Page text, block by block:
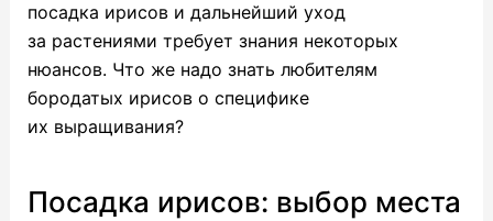
посадка ирисов и дальнейший уход
за растениями требует знания некоторых
нюансов. Что же надо знать любителям
бородатых ирисов о специфике
их выращивания?
Посадка ирисов: выбор места